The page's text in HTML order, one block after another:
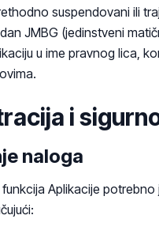
suspendovani ili
JMBG (jedinstveni
u ime pravnog lica,
i
naloga
Aplikacije